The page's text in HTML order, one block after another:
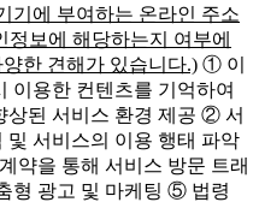
기에 부여하는 온라인 주소
정보에 해당하는지 여부에
한 견해가 있습니다.) ① 이
이용한 컨텐츠를 기억하여
상된 서비스 환경 제공 ② 서
및 서비스의 이용 행태 파악
약을 통해 서비스 방문 트래
형 광고 및 마케팅 ⑤ 법령